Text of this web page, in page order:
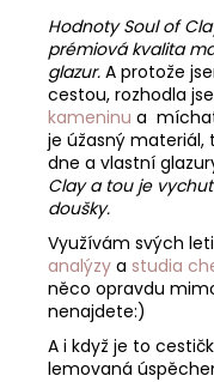
Hodnoty Soul of
prémiová kvalita
glazur. A protože
cestou, rozhodla
kameninu a míchat
je úžasný materiál,
dne a vlastní
Clay a tou je
doušky.
Využívám svých
analýzy a studia
něco opravdu
nenajdete:)
A i když je to
lemovaná